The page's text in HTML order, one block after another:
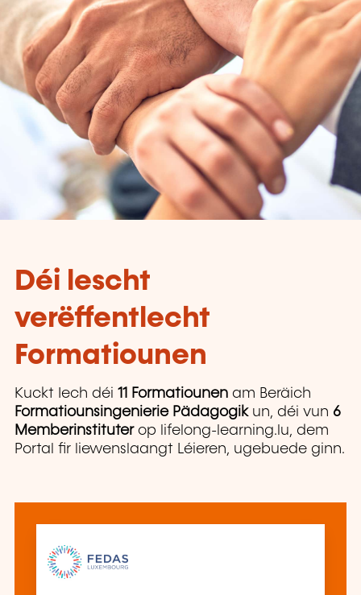
Déi lescht
verëffentlecht
Formatiounen
Kuckt Iech déi 11 Formatiounen am Beräich
Formatiounsingenierie Pädagogikun, déi vun 6
Memberinstituter op lifelong-learning.lu, dem
Portal fir liewenslaangt Léieren, ugebuede ginn.